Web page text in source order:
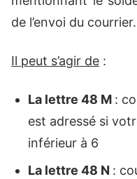
de l’envoi du courrier.
Il peut s’agir de :
La lettre 48 M :
est adressé si
inférieur à 6
La lettre 48 N :